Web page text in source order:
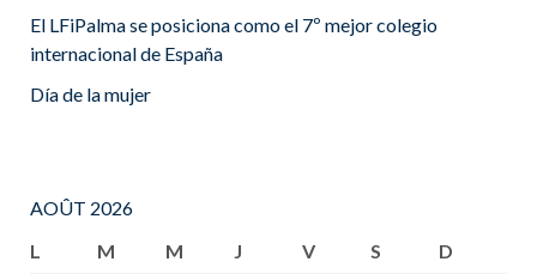
El LFiPalma se posiciona como el 7º mejor colegio
internacional de España
Día de la mujer
AOÛT 2026
L
M M J V S
D